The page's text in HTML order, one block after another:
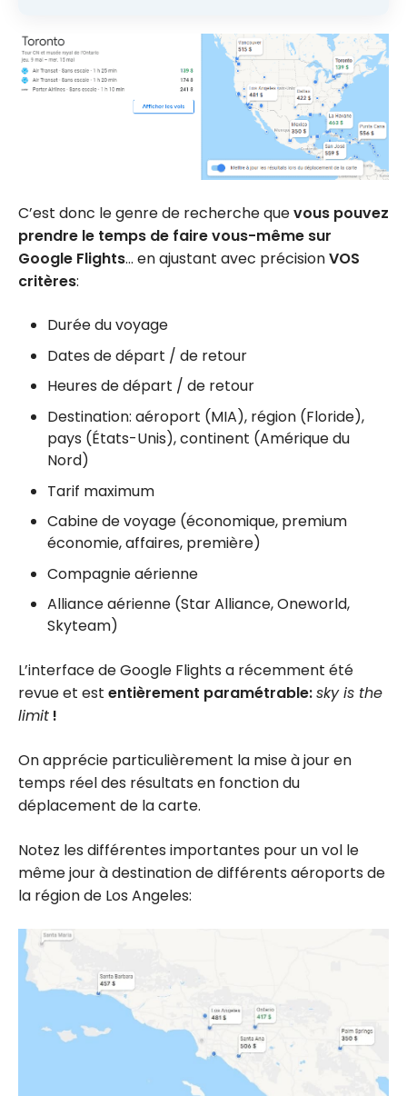
C’est donc le genre de recherche quevous pouvez
prendre le temps de faire vous-même sur
Google Flights… en ajustant avec précisionVOS
critères:
Durée du voyage
Dates de départ / de retour
Heures de départ / de retour
Destination: aéroport (MIA), région (Floride),
pays (États-Unis), continent (Amérique du
Nord)
Tarif maximum
Cabine de voyage (économique, premium
économie, affaires, première)
Compagnie aérienne
Alliance aérienne (Star Alliance, Oneworld,
Skyteam)
L’interface de Google Flights a récemment été
revue et est entièrement paramétrable:sky is the
limit !
On apprécie particulièrement la mise à jour en
temps réel des résultats en fonction du
déplacement de la carte.
Notez les différentes importantes pour un vol le
même jour à destination de différents aéroports de
la région de Los Angeles: